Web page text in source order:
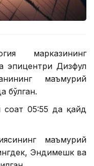
марказининг
эпицентри Дизфул
маъмурий
бўлган.
соат 05:55 да қайд
маъмурий
Эндимешк ва